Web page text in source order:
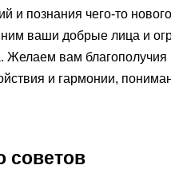
и познания чего-то
ваши добрые лица и
Желаем вам благополучия
и гармонии,
советов